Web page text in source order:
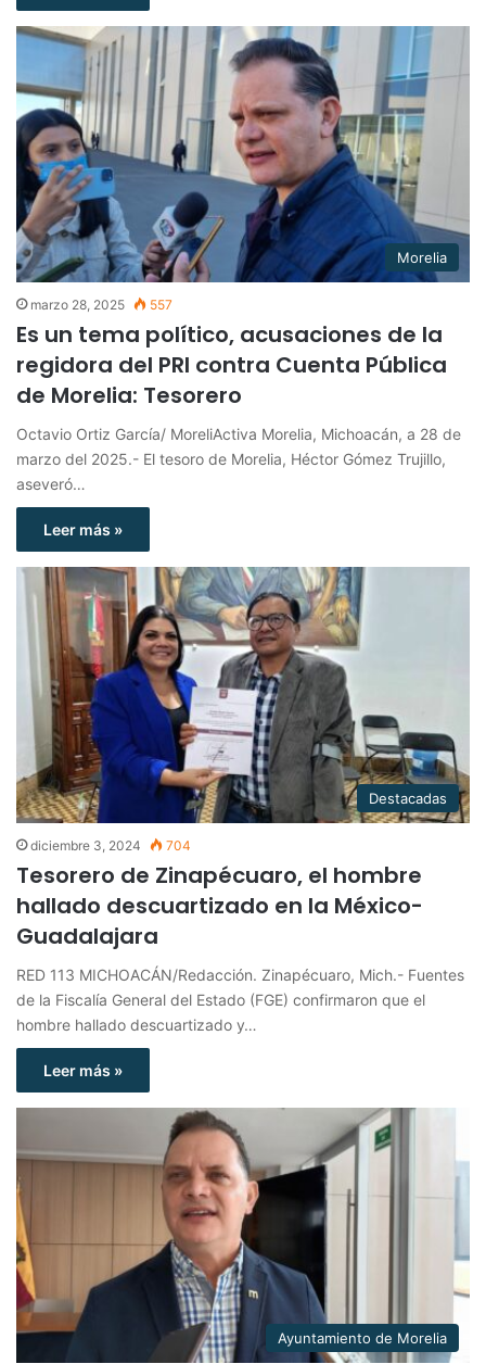
Morelia
marzo 28, 2025 557
Es un tema político, acusaciones de la
regidora del PRI contra Cuenta Pública
de Morelia: Tesorero
Octavio Ortiz García/ MoreliActiva Morelia, Michoacán, a 28 de
marzo del 2025.- El tesoro de Morelia, Héctor Gómez Trujillo,
aseveró…
Leer más »
Destacadas
diciembre 3, 2024 704
Tesorero de Zinapécuaro, el hombre
hallado descuartizado en la México-
Guadalajara
RED 113 MICHOACÁN/Redacción. Zinapécuaro, Mich.- Fuentes
de la Fiscalía General del Estado (FGE) confirmaron que el
hombre hallado descuartizado y…
Leer más »
Ayuntamiento de Morelia